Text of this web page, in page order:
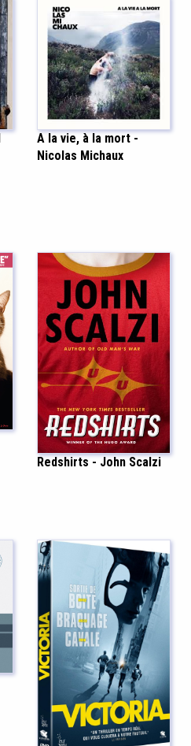
A la vie, à la mort -
Nicolas Michaux
Redshirts - John Scalzi